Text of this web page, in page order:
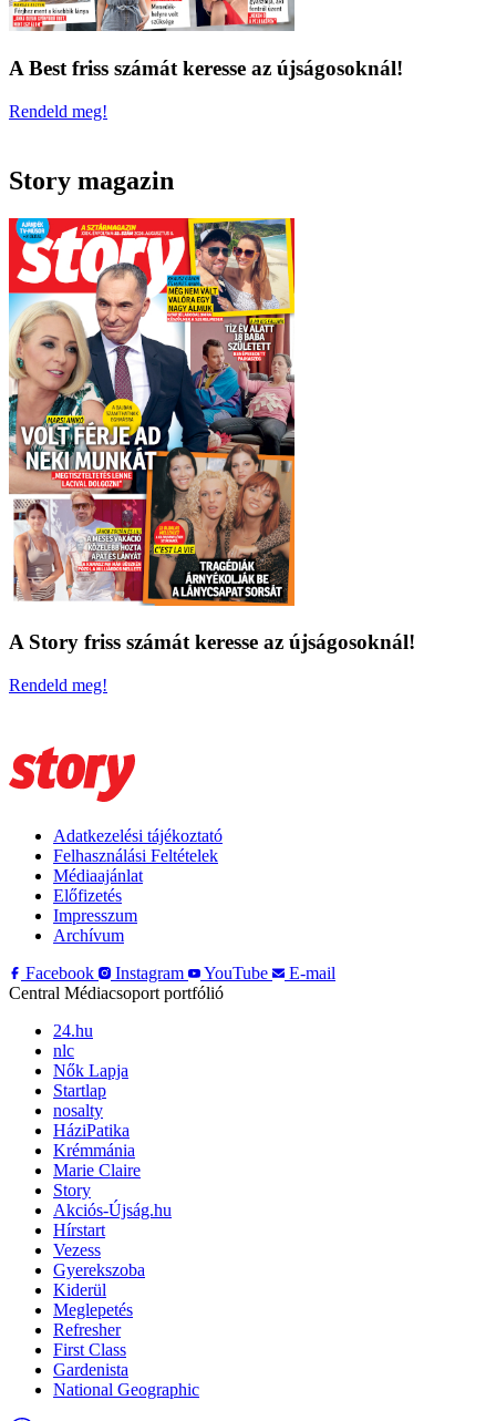
A Best friss számát keresse az újságosoknál!
Rendeld meg!
Story magazin
A Story friss számát keresse az újságosoknál!
Rendeld meg!
Adatkezelési tájékoztató
Felhasználási Feltételek
Médiaajánlat
Előfizetés
Impresszum
Archívum
Facebook
Instagram YouTube
E-mail
Central Médiacsoport portfólió
24.hu
nlc
Nők Lapja
Startlap
nosalty
HáziPatika
Krémmánia
Marie Claire
Story
Akciós-Újság.hu
Hírstart
Vezess
Gyerekszoba
Kiderül
Meglepetés
Refresher
First Class
Gardenista
National Geographic